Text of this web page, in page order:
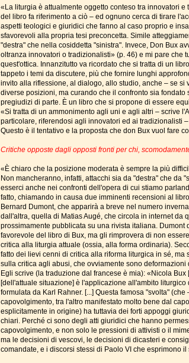
«La liturgia è attualmente oggetto conteso tra innovatori
del libro fa riferimento a ciò – ed ognuno cerca di tirare
aspetti teologici e giuridici che fanno al caso proprio e
sfavorevoli alla propria tesi preconcetta. Simile
"destra" che nella cosiddetta "sinistra". Invece, Don Bux
oltranza innovatori o tradizionalisti» (p. 46) e mi pare che
quest'ottica. Innanzitutto va ricordato che si tratta di un
tappeto i temi da discutere, più che fornire lunghi
invito alla riflessione, al dialogo, allo studio, anche – se si
diverse posizioni, ma curando che il confronto sia fondato
pregiudizi di parte. È un libro che si propone di essere
«Si tratta di un ammonimento agli uni e agli altri – scrive
particolare, riferendosi agli innovatori ed ai tradizionalisti
Questo è il tentativo e la proposta che don Bux vuol fare
Critiche opposte dagli opposti fronti per chi,
«È chiaro che la posizione moderata è sempre la più
Non mancheranno, infatti, attacchi sia da "destra" che da
esserci anche nei confronti dell'opera di cui stiamo
fatto, chiamando in causa due imminenti recensioni al
Bernard Dumont, che apparirà a breve nel numero
dall'altra, quella di Matias Augé, che circola in internet da
prossimamente pubblicata su una rivista italiana. Dumont
favorevole del libro di Bux, ma gli rimprovera di non
critica alla liturgia attuale (ossia, alla forma ordinaria).
fatto dei lievi cenni di critica alla riforma liturgica in sé, ma
sulla critica agli abusi, che ovviamente sono deformazioni
Egli scrive (la traduzione dal francese è mia): «Nicola Bux
[dell'attuale situazione] è l'applicazione all'ambito
formulata da Karl Rahner. [...] Questa famosa "svolta"
capovolgimento, tra l'altro manifestato molto bene dal
esplicitamente in origine) ha tuttavia dei forti appoggi
chiari. Perché ci sono degli atti giuridici che hanno
capovolgimento, e non solo le pressioni di attivisti o il
ma le decisioni di vescovi, le decisioni di dicasteri e
comandate, e i discorsi stessi di Paolo VI che esprimono il